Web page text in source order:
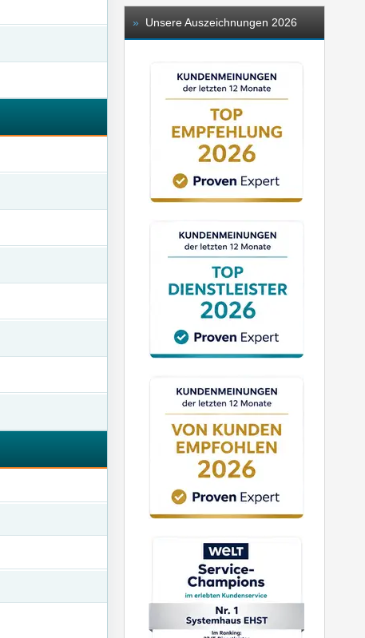
» Unsere Auszeichnungen 2026